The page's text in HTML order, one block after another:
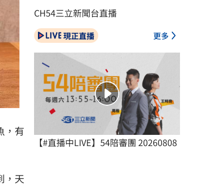
，有
，天
CH54三立新聞台直播
現正直播 更多
【#直播中LIVE】54陪審團 20260808